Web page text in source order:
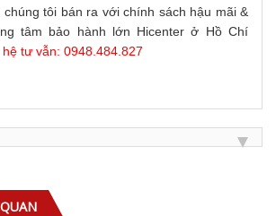
chúng tôi bán ra với chính sách hậu mãi &
tâm bảo hành lớn Hicenter ở Hồ Chí
hệ tư vẫn: 0948.484.827